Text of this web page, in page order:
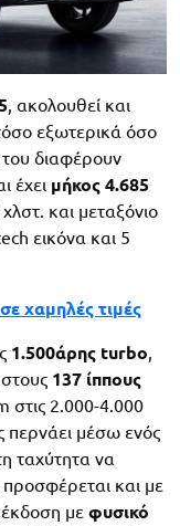
, ακολουθεί και
εξωτερικά όσο
του διαφέρουν
έχει μήκος 4.685
και μεταξόνιο
εικόνα και 5
χαμηλές τιμές
1.500άρης turbo,
137 ίππους
στις 2.000-4.000
περνάει μέσω ενός
ταχύτητα να
και με
έκδοση με φυσικό